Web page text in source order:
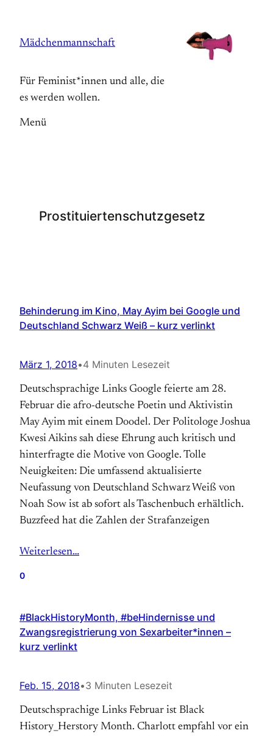
springen
Mädchenmannschaft
Für Feminist*innen und alle, die
es werden wollen.
Menü
Prostituiertenschutzgesetz
Behinderung im Kino, May Ayim bei Google und
Deutschland Schwarz Weiß – kurz verlinkt
März 1, 2018•4 Minuten Lesezeit
Deutschsprachige Links Google feierte am 28.
Februar die afro-deutsche Poetin und Aktivistin
May Ayim mit einem Doodel. Der Politologe Joshua
Kwesi Aikins sah diese Ehrung auch kritisch und
hinterfragte die Motive von Google. Tolle
Neuigkeiten: Die umfassend aktualisierte
Neufassung von Deutschland Schwarz Weiß von
Noah Sow ist ab sofort als Taschenbuch erhältlich.
Buzzfeed hat die Zahlen der Strafanzeigen
Weiterlesen…
0
#BlackHistoryMonth, #beHindernisse und
Zwangsregistrierung von Sexarbeiter*innen –
kurz verlinkt
Feb. 15, 2018•3 Minuten Lesezeit
Deutschsprachige Links Februar ist Black
History_Herstory Month. Charlott empfahl vor ein